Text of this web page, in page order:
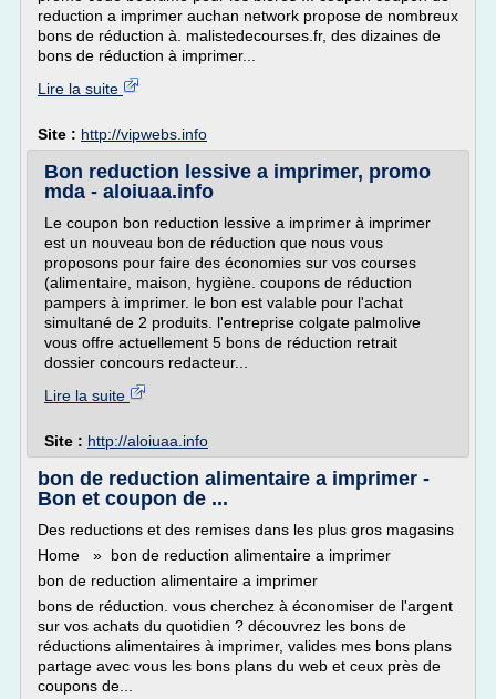
reduction a imprimer auchan network propose de nombreux
bons de réduction à. malistedecourses.fr, des dizaines de
bons de réduction à imprimer...
Lire la suite
Site : http://vipwebs.info
Bon reduction lessive a imprimer, promo
mda - aloiuaa.info
Le coupon bon reduction lessive a imprimer à imprimer
est un nouveau bon de réduction que nous vous
proposons pour faire des économies sur vos courses
(alimentaire, maison, hygiène. coupons de réduction
pampers à imprimer. le bon est valable pour l'achat
simultané de 2 produits. l'entreprise colgate palmolive
vous offre actuellement 5 bons de réduction retrait
dossier concours redacteur...
Lire la suite
Site : http://aloiuaa.info
bon de reduction alimentaire a imprimer -
Bon et coupon de ...
Des reductions et des remises dans les plus gros magasins
Home » bon de reduction alimentaire a imprimer
bon de reduction alimentaire a imprimer
bons de réduction. vous cherchez à économiser de l'argent
sur vos achats du quotidien ? découvrez les bons de
réductions alimentaires à imprimer, valides mes bons plans
partage avec vous les bons plans du web et ceux près de
coupons de...